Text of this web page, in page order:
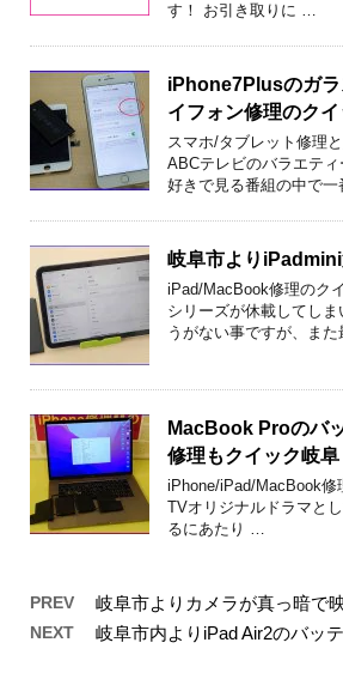
す！ お引き取りに …
iPhone7Plusのガラ
イフォン修理のク
スマホ/タブレット修理
ABCテレビのバラエテ
好きで見る番組の中で
岐阜市よりiPadmini
iPad/MacBook修理のク
シリーズが休載してし
うがない事ですが、ま
MacBook Proのバ
修理もクイック岐阜
iPhone/iPad/MacBook修
TVオリジナルドラマと
るにあたり …
PREV 岐阜市よりカメラが真っ暗で
NEXT 岐阜市内よりiPad Air2のバッ